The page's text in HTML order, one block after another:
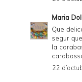
Maria
Que
segur
la
22